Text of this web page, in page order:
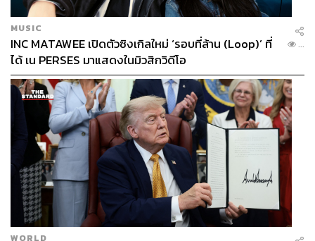
MUSIC
INC MATAWEE เปิดตัวซิงเกิลใหม่ ‘รอบที่ล้าน (Loop)’ ที่
ได้ เน PERSES มาแสดงในมิวสิกวิดีโอ
...
WORLD